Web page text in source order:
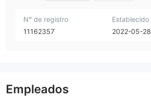
N° de registro
11162357
Establecido
2022-05-28
Empleados